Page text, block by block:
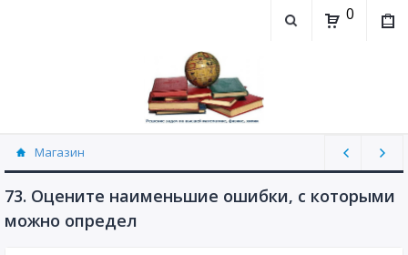
0
Магазин
Физика, химия (рассылаю Doc+PDF) (8689)
73. Оцените наименьшие ошибки, с которыми
можно определ